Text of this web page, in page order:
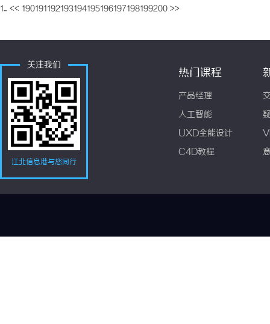
1... << 190191192193194195196197198199200 >>
关注我们
江北信息港与您同行
热门课程
产品经理
人工智能
UXD全能设计
C4D教程